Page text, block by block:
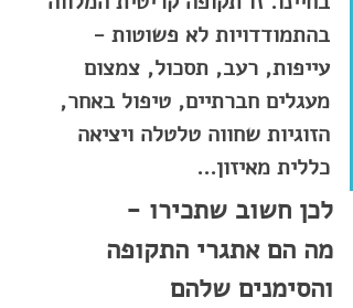
בהתמודדויות לא פשוטות -
עייפות, רעב, תסכול, צמצום
מעגלים חברתיים, טיפול באחר,
הזוגיות שחווה טלטלה ויציאה
כללית מאיזון...
לכן חשוב שתכירו -
מה הם אתגרי התקופה
והסימנים שלהם